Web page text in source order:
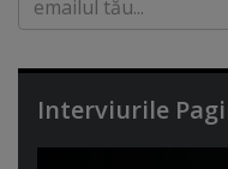
Interviurile